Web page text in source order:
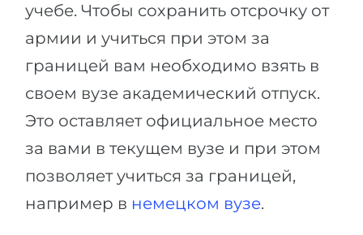
учебе. Чтобы сохранить отсрочку от
армии и учиться при этом за
границей вам необходимо взять в
своем вузе академический отпуск.
Это оставляет официальное место
за вами в текущем вузе и при этом
позволяет учиться за границей,
например в немецком вузе.